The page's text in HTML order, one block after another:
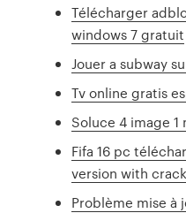
Télécharger
windows 7 gratuit
Jouer a subway
Tv online gratis
Soluce 4 image 1
Fifa 16 pc
version with crack
Problème mise à